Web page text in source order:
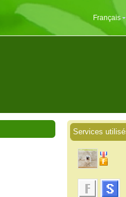
Français
Services